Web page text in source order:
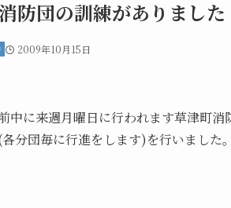
防団の訓練がありました
2009年10月15日
中に来週月曜日に行われます草津町
分団毎に行進をします)を行いました。